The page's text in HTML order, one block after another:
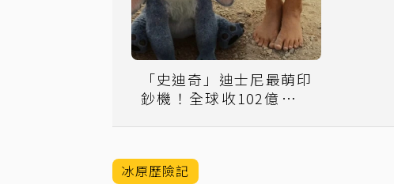
「史迪奇」迪士尼最萌印
鈔機！全球收102億「揭
冰原歷險記